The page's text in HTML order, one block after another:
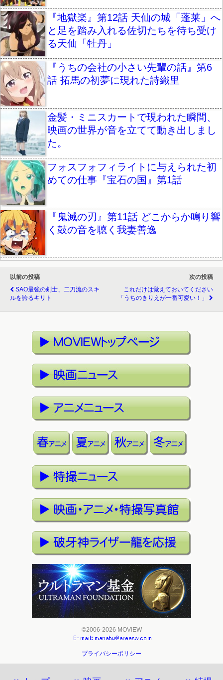
『地獄楽』第12話 天仙の城「蓬莱」へ
と足を踏み入れる佐切たちを待ち受け
る天仙「牡丹」
『うちの会社の小さい先輩の話』第6
話 拓馬の初夢に現れた詩織里
金髪・ミニスカートで現われた瞬間、
映画の世界が音を立てて動き出しまし
た。
フォスフォフィライトに与えられた初
めての仕事『宝石の国』第1話
『鬼滅の刃』第11話 どこからか鳴り響
く鼓の音を聴く我妻善逸
以前の投稿
SAO最強の剣士、二刀流のスキ
ルを誇るキリト
次の投稿
これだけは覚えておいてください
「うちのきりえが一番可愛い！」
©2006-2026 MOVIEW
プライバシーポリシー